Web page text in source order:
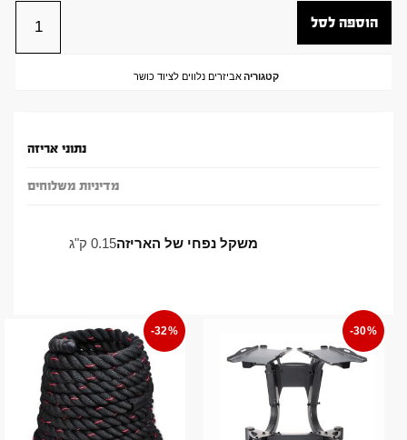
הוספה לסל
קטגוריה אביזרים נלווים לציוד כושר
נתוני אריזה
מדיניות משלוחים
משקל נפחי של האריזה0.15 ק"ג
-30%
-32%